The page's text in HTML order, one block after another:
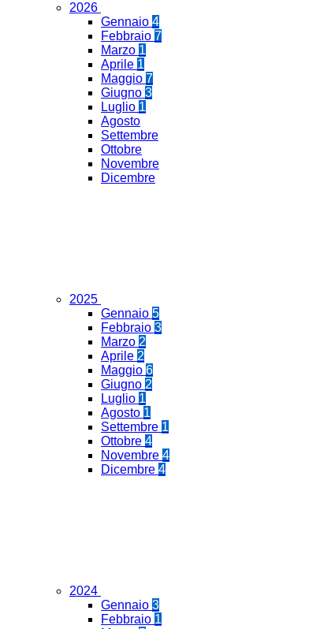
2026
Gennaio 4
Febbraio 7
Marzo 1
Aprile 1
Maggio 7
Giugno 3
Luglio 1
Agosto
Settembre
Ottobre
Novembre
Dicembre
2025
Gennaio 5
Febbraio 3
Marzo 2
Aprile 2
Maggio 6
Giugno 2
Luglio 1
Agosto 1
Settembre 1
Ottobre 4
Novembre 4
Dicembre 4
2024
Gennaio 3
Febbraio 1